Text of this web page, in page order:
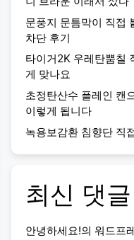
문풍지 문틈막이 직접
차단 후기
타이거2K 우레탄뿜칠
게 맞나요
초정탄산수 플레인 캔
이렇게 됩니다
녹용보감환 침향단 직
최신 댓글
안녕하세요!의 워드프